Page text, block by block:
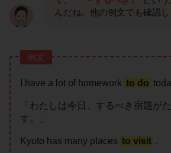
んだね。他の例文でも確認し
例文
I have a lot of homework to do
「わたしは今日、するべき宿題が
す。」
Kyoto has many places to visit .